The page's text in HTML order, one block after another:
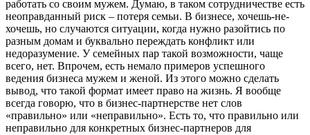
работать со своим мужем. Думаю, в таком сотрудничестве есть
неоправданный риск – потеря семьи. В бизнесе, хочешь-не-
хочешь, но случаются ситуации, когда нужно разойтись по
разным домам и буквально переждать конфликт или
недоразумение. У семейных пар такой возможности, чаще
всего, нет. Впрочем, есть немало примеров успешного
ведения бизнеса мужем и женой. Из этого можно сделать
вывод, что такой формат имеет право на жизнь. Я вообще
всегда говорю, что в бизнес-партнерстве нет слов
«правильно» или «неправильно». Есть то, что правильно или
неправильно для конкретных бизнес-партнеров для